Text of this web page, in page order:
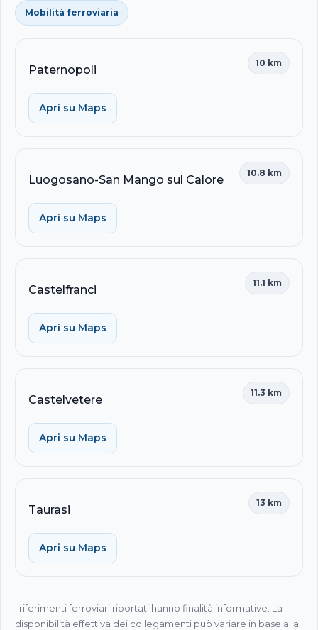
Mobilità ferroviaria
Paternopoli
10 km
Apri su Maps
Luogosano-San Mango sul Calore
10.8 km
Apri su Maps
Castelfranci
11.1 km
Apri su Maps
Castelvetere
11.3 km
Apri su Maps
Taurasi
13 km
Apri su Maps
I riferimenti ferroviari riportati hanno finalità informative. La
disponibilità effettiva dei collegamenti può variare in base alla